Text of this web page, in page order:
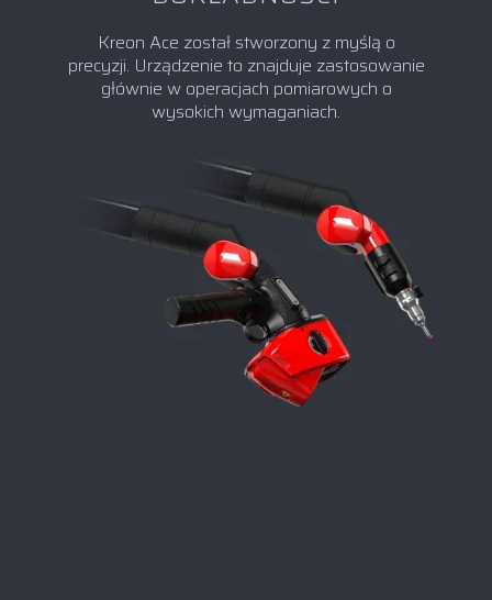
Kreon Ace został stworzony z myślą o
precyzji. Urządzenie to znajduje zastosowanie
głównie w operacjach pomiarowych o
wysokich wymaganiach.